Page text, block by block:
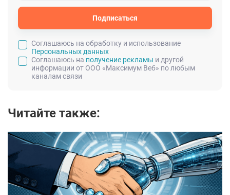
Подписаться
Cоглашаюсь на обработку и использование
Персональных данных
Соглашаюсь на получение рекламы и другой
информации от ООО «Максимум Веб» по любым
каналам связи
Читайте также: